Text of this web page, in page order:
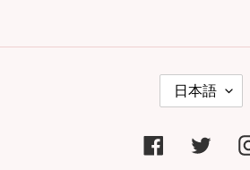
日本語
FacebookTwitter